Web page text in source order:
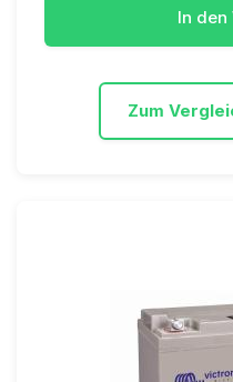
In den
Zum